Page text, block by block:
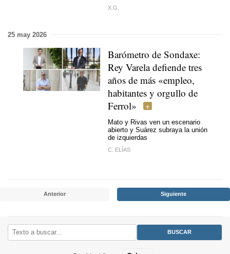
X.G.
25 may 2026
Barómetro de Sondaxe:
Rey Varela defiende tres
años de más «empleo,
habitantes y orgullo de
Ferrol»
Mato y Rivas ven un escenario
abierto y Suárez subraya la unión
de izquierdas
C. ELÍAS
Anterior Siguiente